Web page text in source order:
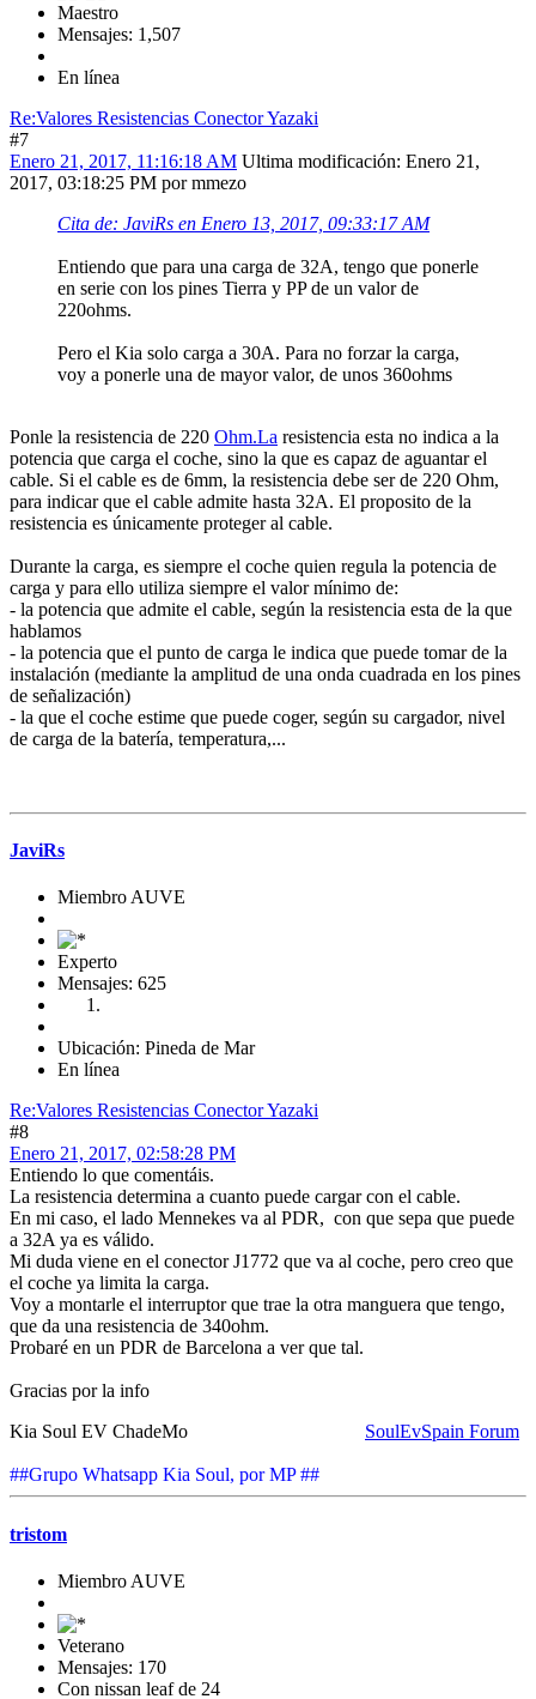
Maestro
Mensajes: 1,507
En línea
Re:Valores Resistencias Conector Yazaki
#7
Enero 21, 2017, 11:16:18 AM Ultima modificación: Enero 21,
2017, 03:18:25 PM por mmezo
Cita de: JaviRs en Enero 13, 2017, 09:33:17 AM
Entiendo que para una carga de 32A, tengo que ponerle
en serie con los pines Tierra y PP de un valor de
220ohms.
Pero el Kia solo carga a 30A. Para no forzar la carga,
voy a ponerle una de mayor valor, de unos 360ohms
Ponle la resistencia de 220 Ohm.La resistencia esta no indica a la
potencia que carga el coche, sino la que es capaz de aguantar el
cable. Si el cable es de 6mm, la resistencia debe ser de 220 Ohm,
para indicar que el cable admite hasta 32A. El proposito de la
resistencia es únicamente proteger al cable.
Durante la carga, es siempre el coche quien regula la potencia de
carga y para ello utiliza siempre el valor mínimo de:
- la potencia que admite el cable, según la resistencia esta de la que
hablamos
- la potencia que el punto de carga le indica que puede tomar de la
instalación (mediante la amplitud de una onda cuadrada en los pines
de señalización)
- la que el coche estime que puede coger, según su cargador, nivel
de carga de la batería, temperatura,...
JaviRs
Miembro AUVE
Experto
Mensajes: 625
Ubicación: Pineda de Mar
En línea
Re:Valores Resistencias Conector Yazaki
#8
Enero 21, 2017, 02:58:28 PM
Entiendo lo que comentáis.
La resistencia determina a cuanto puede cargar con el cable.
En mi caso, el lado Mennekes va al PDR, con que sepa que puede
a 32A ya es válido.
Mi duda viene en el conector J1772 que va al coche, pero creo que
el coche ya limita la carga.
Voy a montarle el interruptor que trae la otra manguera que tengo,
que da una resistencia de 340ohm.
Probaré en un PDR de Barcelona a ver que tal.
Gracias por la info
Kia Soul EV ChadeMo SoulEvSpain Forum
##Grupo Whatsapp Kia Soul, por MP ##
tristom
Miembro AUVE
Veterano
Mensajes: 170
Con nissan leaf de 24